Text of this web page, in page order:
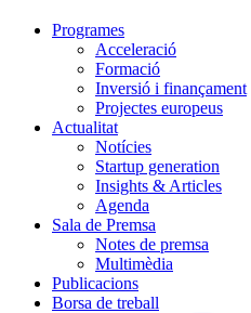
Programes
Acceleració
Formació
Inversió i finançament
Projectes europeus
Actualitat
Notícies
Startup generation
Insights & Articles
Agenda
Sala de Premsa
Notes de premsa
Multimèdia
Publicacions
Borsa de treball